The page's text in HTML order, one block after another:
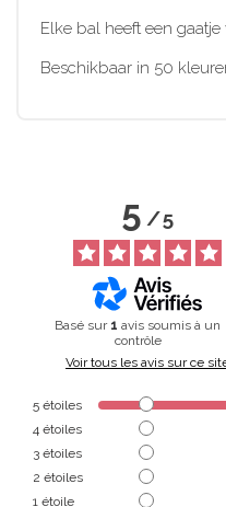
Elke bal heeft een gaatje
Beschikbaar in 50
5/5
Basé sur 1 avis soumis à un
contrôle
Voir tous les avis sur ce
5 étoiles
4 étoiles
3 étoiles
2 étoiles
1 étoile